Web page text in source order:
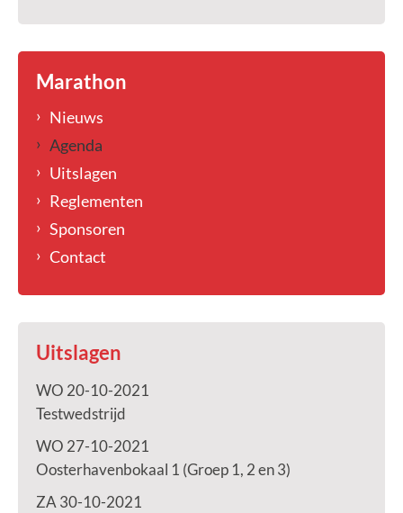
Marathon
Nieuws
Agenda
Uitslagen
Reglementen
Sponsoren
Contact
Uitslagen
WO 20-10-2021
Testwedstrijd
WO 27-10-2021
Oosterhavenbokaal 1 (Groep 1, 2 en 3)
ZA 30-10-2021